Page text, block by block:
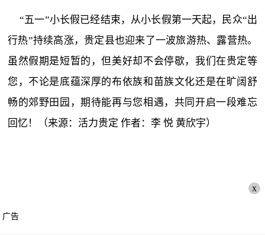
“五一”小长假已经结束，从小长假第一天起，民众“出
行热”持续高涨，贵定县也迎来了一波旅游热、露营热。
虽然假期是短暂的，但美好却不会停歇，我们在贵定等
您，不论是底蕴深厚的布依族和苗族文化还是在旷阔舒
畅的郊野田园，期待能再与您相遇，共同开启一段难忘
回忆！（来源：活力贵定 作者：李 悦 黄欣宇）
x
广告